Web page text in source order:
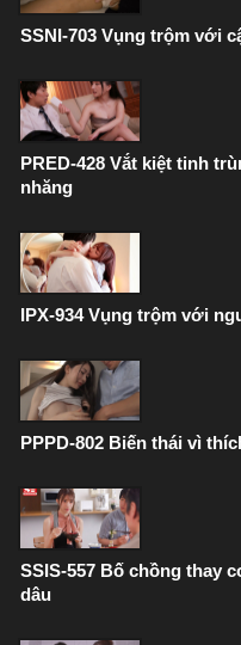
SSNI-703 Vụng trộm với
PRED-428 Vắt kiệt tinh
nhăng
IPX-934 Vụng trộm với
PPPD-802 Biến thái vì
SSIS-557 Bố chồng thay
dâu